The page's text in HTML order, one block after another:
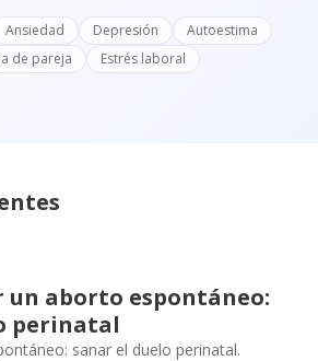
Ansiedad Depresión
Autoestima
de pareja
Estrés laboral
un aborto espontáneo:
perinatal
sanar el duelo perinatal.